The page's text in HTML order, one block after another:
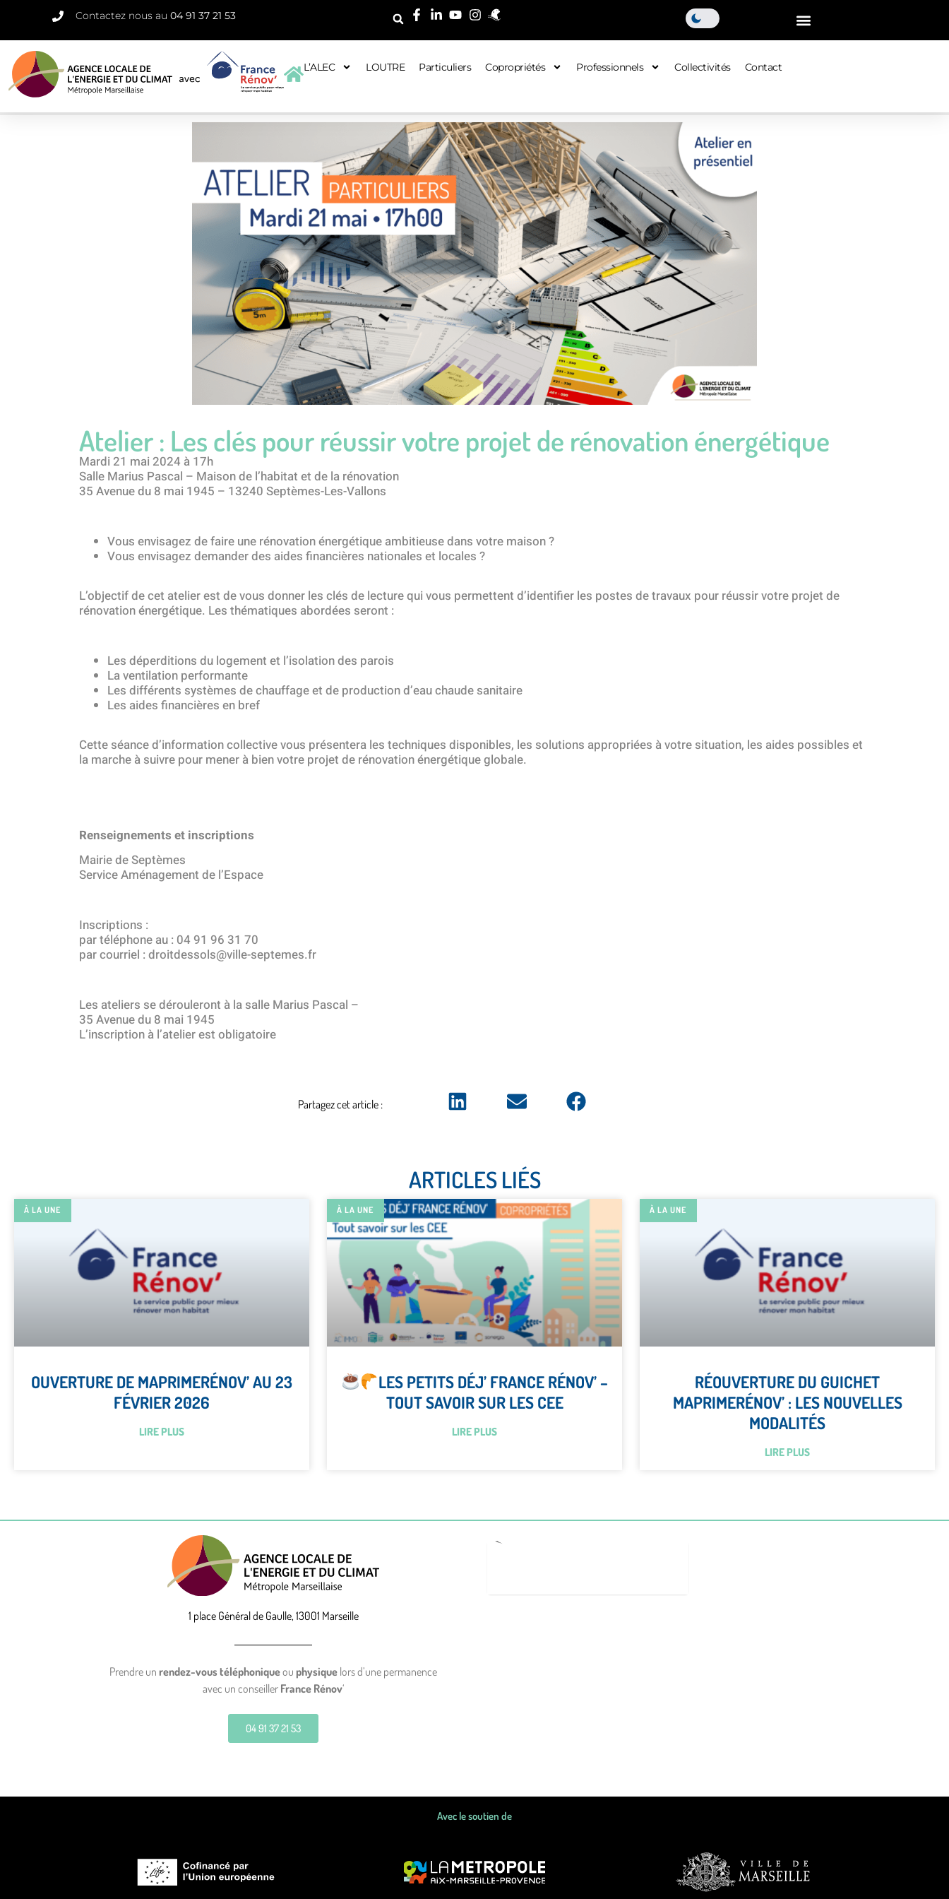
Contactez nous au 04 91 37 21 53
L’ALEC LOUTRE Particuliers Copropriétés Professionnels Collectivités Contact
Atelier : Les clés pour réussir votre projet de rénovation énergétique
Mardi 21 mai 2024 à 17h
Salle Marius Pascal – Maison de l’habitat et de la rénovation
35 Avenue du 8 mai 1945 – 13240 Septèmes-Les-Vallons
Vous envisagez de faire une rénovation énergétique ambitieuse dans votre maison ?
Vous envisagez demander des aides financières nationales et locales ?
L’objectif de cet atelier est de vous donner les clés de lecture qui vous permettent d’identifier les postes de travaux pour réussir votre projet de
rénovation énergétique. Les thématiques abordées seront :
Les déperditions du logement et l’isolation des parois
La ventilation performante
Les différents systèmes de chauffage et de production d’eau chaude sanitaire
Les aides financières en bref
Cette séance d’information collective vous présentera les techniques disponibles, les solutions appropriées à votre situation, les aides possibles et
la marche à suivre pour mener à bien votre projet de rénovation énergétique globale.
Renseignements et inscriptions
Mairie de Septèmes
Service Aménagement de l’Espace
Inscriptions :
par téléphone au : 04 91 96 31 70
par courriel : droitdessols@ville-septemes.fr
Les ateliers se dérouleront à la salle Marius Pascal –
35 Avenue du 8 mai 1945
L’inscription à l’atelier est obligatoire
Partagez cet article :
ARTICLES LIÉS
À LA UNE
OUVERTURE DE MAPRIMERÉNOV’ AU 23
FÉVRIER 2026
LIRE PLUS
À LA UNE
LES PETITS DÉJ’ FRANCE RÉNOV’ –
TOUT SAVOIR SUR LES CEE
LIRE PLUS
À LA UNE
RÉOUVERTURE DU GUICHET
MAPRIMERÉNOV’ : LES NOUVELLES
MODALITÉS
LIRE PLUS
1 place Général de Gaulle, 13001 Marseille
Prendre un rendez-vous téléphoniqueou physique lors d’une permanence
avec un conseiller France Rénov‘
04 91 37 21 53
Avec le soutien de